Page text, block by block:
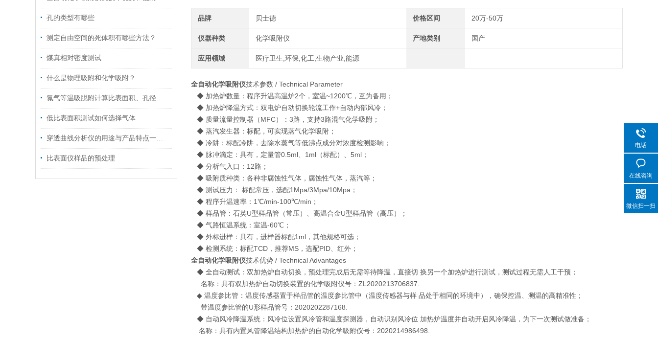
孔的类型有哪些
测定自由空间的死体积有哪些方法？
煤真相对密度测试
什么是物理吸附和化学吸附？
氮气等温吸脱附计算比表面积、孔径分布
低比表面积测试如何选择气体
穿透曲线分析仪的用途与产品特点一一介绍
比表面仪样品的预处理
品牌 贝士德 价格区间 20万-50万
仪器种类 化学吸附仪 产地类别 国产
应用领域 医疗卫生,环保,化工,生物产业,能源
全自动化学吸附仪技术参数 / Technical Parameter
◆ 加热炉数量：程序升温高温炉2个，室温~1200℃，互为备用；
◆ 加热炉降温方式：双电炉自动切换轮流工作+自动内部风冷；
◆ 质量流量控制器（MFC）：3路，支持3路混气化学吸附；
◆ 蒸汽发生器：标配，可实现蒸气化学吸附；
◆ 冷阱：标配冷阱，去除水蒸气等低沸点成分对浓度检测影响；
◆ 脉冲滴定：具有，定量管0.5ml、1ml（标配）、5ml；
◆ 分析气入口：12路；
◆ 吸附质种类：各种非腐蚀性气体，腐蚀性气体，蒸汽等；
◆ 测试压力： 标配常压，选配1Mpa/3Mpa/10Mpa；
◆ 程序升温速率：1℃/min-100℃/min；
◆ 样品管：石英U型样品管（常压）、高温合金U型样品管（高压）；
◆ 气路恒温系统：室温-60℃；
◆ 外标进样：具有，进样器标配1ml，其他规格可选；
◆ 检测系统：标配TCD，推荐MS，选配PID、红外；
全自动化学吸附仪技术优势 / Technical Advantages
◆ 全自动测试：双加热炉自动切换，预处理完成后无需等待降温，直接切 换另一个加热炉进行测试，测试过程无需人工干预；
名称：具有双加热炉自动切换装置的化学吸附仪号：ZL2020213706837.
◆ 温度参比管：温度传感器置于样品管的温度参比管中（温度传感器与样 品处于相同的环境中），确保控温、测温的高精准性；
带温度参比管的U形样品管号：2020202287168.
◆ 自动风冷降温系统：风冷位设置风冷管和温度探测器，自动识别风冷位 加热炉温度并自动开启风冷降温，为下一次测试做准备；
名称：具有内置风管降温结构加热炉的自动化学吸附仪号：2020214986498.
电话
在线咨询
微信扫一扫